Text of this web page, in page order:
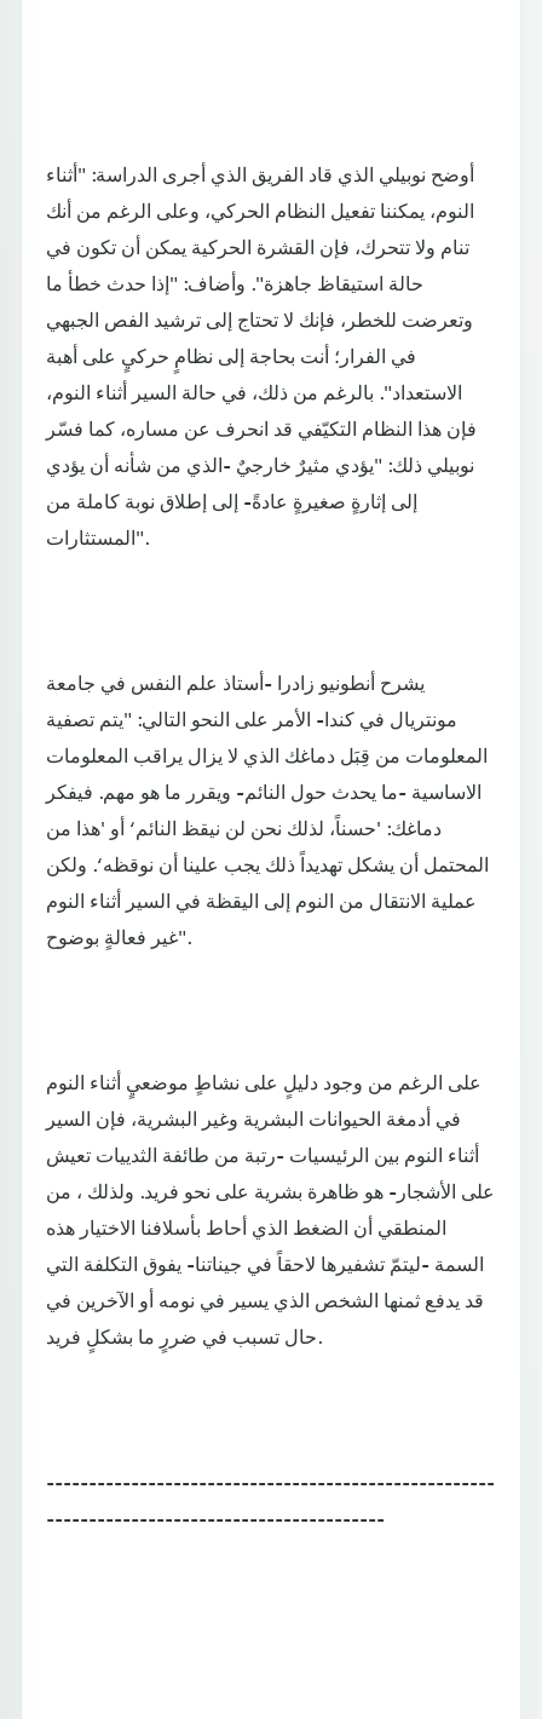
أوضح نوبيلي الذي قاد الفريق الذي أجرى الدراسة: "أثناء
النوم، يمكننا تفعيل النظام الحركي، وعلى الرغم من أنك
تنام ولا تتحرك، فإن القشرة الحركية يمكن أن تكون في
حالة استيقاظ جاهزة". وأضاف: "إذا حدث خطأ ما
وتعرضت للخطر، فإنك لا تحتاج إلى ترشيد الفص الجبهي
في الفرار؛ أنت بحاجة إلى نظامٍ حركيٍ على أهبة
الاستعداد". بالرغم من ذلك، في حالة السير أثناء النوم،
فإن هذا النظام التكيّفي قد انحرف عن مساره، كما فسّر
نوبيلي ذلك: "يؤدي مثيرٌ خارجيٌ -الذي من شأنه أن يؤدي
إلى إثارةٍ صغيرةٍ عادةً- إلى إطلاق نوبة كاملة من
المستثارات".
يشرح أنطونيو زادرا -أستاذ علم النفس في جامعة
مونتريال في كندا- الأمر على النحو التالي: "يتم تصفية
المعلومات من قِبَل دماغك الذي لا يزال يراقب المعلومات
الاساسية -ما يحدث حول النائم- ويقرر ما هو مهم. فيفكر
دماغك: 'حسناً، لذلك نحن لن نيقظ النائم‘ أو 'هذا من
المحتمل أن يشكل تهديداً ذلك يجب علينا أن نوقظه‘. ولكن
عملية الانتقال من النوم إلى اليقظة في السير أثناء النوم
غير فعالةٍ بوضوح".
على الرغم من وجود دليلٍ على نشاطٍ موضعيٍ أثناء النوم
في أدمغة الحيوانات البشرية وغير البشرية، فإن السير
أثناء النوم بين الرئيسيات -رتبة من طائفة الثدييات تعيش
على الأشجار- هو ظاهرة بشرية على نحو فريد. ولذلك ، من
المنطقي أن الضغط الذي أحاط بأسلافنا الاختيار هذه
السمة -ليتمّ تشفيرها لاحقاً في جيناتنا- يفوق التكلفة التي
قد يدفع ثمنها الشخص الذي يسير في نومه أو الآخرين في
حال تسبب في ضررٍ ما بشكلٍ فريد.
-----------------------------------------------------
----------------------------------------